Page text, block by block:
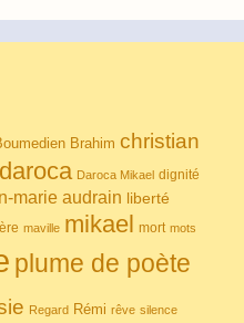
Brahim christian
daroca Daroca Mikael dignité
marie audrain liberté
maville mikael mort mots
plume de poète
Regard Rémi rêve silence